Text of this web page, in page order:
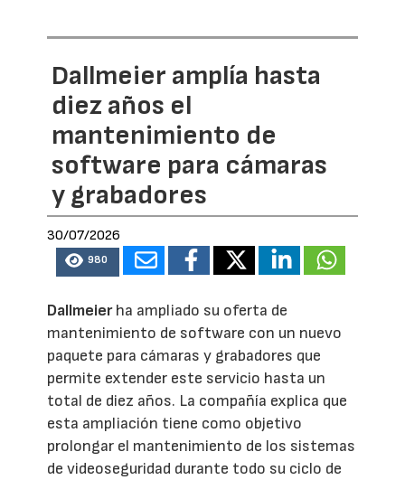
Dallmeier amplía hasta
diez años el
mantenimiento de
software para cámaras
y grabadores
30/07/2026
980
Dallmeierha ampliado su oferta de
mantenimiento de software con un nuevo
paquete para cámaras y grabadores que
permite extender este servicio hasta un
total de diez años. La compañía explica que
esta ampliación tiene como objetivo
prolongar el mantenimiento de los sistemas
de videoseguridad durante todo su ciclo de